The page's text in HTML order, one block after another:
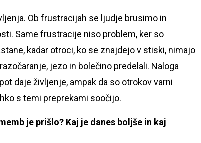
Ob frustracijah se ljudje brusimo in
Same frustracije niso problem, ker so
kadar otroci, ko se znajdejo v stiski, nimajo
jezo in bolečino predelali. Naloga
daje življenje, ampak da so otrokov varni
s temi preprekami soočijo.
je prišlo? Kaj je danes boljše in kaj